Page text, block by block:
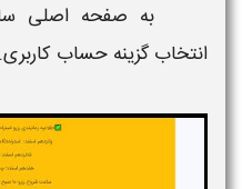
به صفحه اصلی
انتخاب گزینه حساب کاربری.